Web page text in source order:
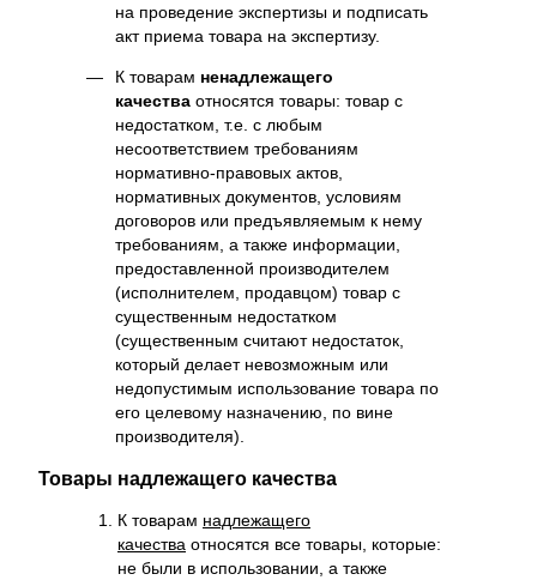
на проведение экспертизы и подписать
акт приема товара на экспертизу.
К товарам ненадлежащего
качества относятся товары: товар с
недостатком, т.е. с любым
несоответствием требованиям
нормативно-правовых актов,
нормативных документов, условиям
договоров или предъявляемым к нему
требованиям, а также информации,
предоставленной производителем
(исполнителем, продавцом) товар с
существенным недостатком
(существенным считают недостаток,
который делает невозможным или
недопустимым использование товара по
его целевому назначению, по вине
производителя).
Товары надлежащего качества
К товарам надлежащего
качества относятся все товары, которые:
не были в использовании, а также